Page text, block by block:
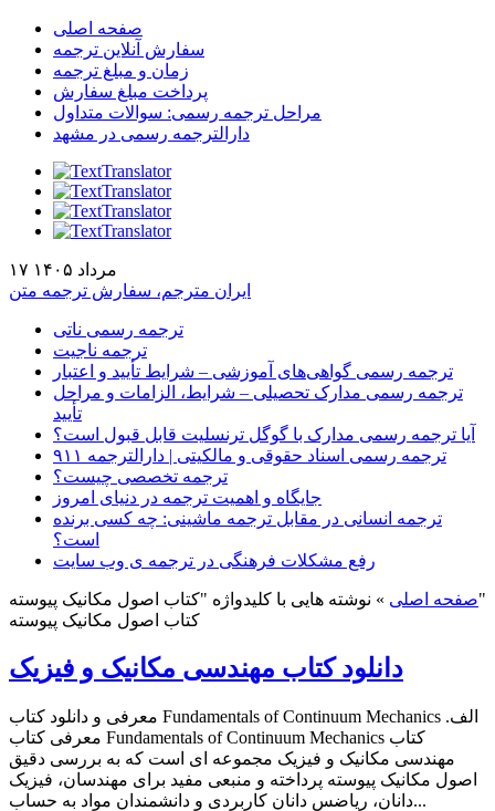
صفحه اصلی
سفارش آنلاین ترجمه
زمان و مبلغ ترجمه
پرداخت مبلغ سفارش
مراحل ترجمه رسمی: سوالات متداول
دارالترجمه رسمی در مشهد
۱۷ مرداد ۱۴۰۵
ایران مترجم، سفارش ترجمه متن
ترجمه رسمی ناتی
ترجمه ناجیت
ترجمه رسمی گواهی‌های آموزشی – شرایط تأیید و اعتبار
ترجمه رسمی مدارک تحصیلی – شرایط، الزامات و مراحل
تأیید
آیا ترجمه رسمی مدارک با گوگل ترنسلیت قابل قبول است؟
ترجمه رسمی اسناد حقوقی و مالکیتی | دارالترجمه ۹۱۱
ترجمه تخصصی چیست؟
جایگاه و اهمیت ترجمه در دنیای امروز
ترجمه انسانی در مقابل ترجمه ماشینی: چه کسی برنده
است؟
رفع مشکلات فرهنگی در ترجمه ی وب سایت
صفحه اصلی »
نوشته هایی با کلیدواژه "کتاب اصول مکانیک پیوسته"
کتاب اصول مکانیک پیوسته
دانلود کتاب مهندسی مکانیک و فیزیک
معرفی و دانلود کتاب Fundamentals of Continuum Mechanics الف.
معرفی کتاب Fundamentals of Continuum Mechanics کتاب
مهندسی مکانیک و فیزیک مجموعه ای است که به بررسی دقیق
اصول مکانیک پیوسته پرداخته و منبعی مفید برای مهندسان، فیزیک
دانان، ریاضس دانان کاربردی و دانشمندان مواد به حساب...